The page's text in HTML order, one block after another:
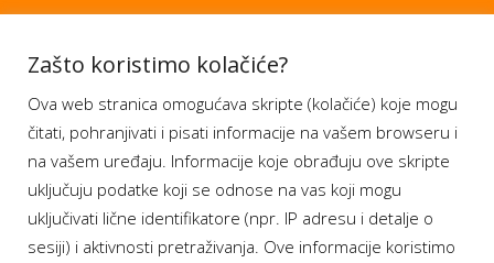
Aplikacije
Moj BH Telecom
Dostupnost usluga
Moja webTV
Aukcije BH Telecom
Zašto koristimo kolačiće?
Ova web stranica omogućava skripte (kolačiće) koje mogu
čitati, pohranjivati i pisati informacije na vašem browseru i
na vašem uređaju. Informacije koje obrađuju ove skripte
uključuju podatke koji se odnose na vas koji mogu
uključivati lične identifikatore (npr. IP adresu i detalje o
sesiji) i aktivnosti pretraživanja. Ove informacije koristimo